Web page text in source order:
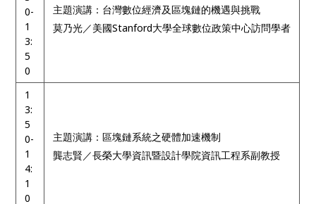
0-
1
3:
5
0
主題演講：台灣數位經濟及區塊鏈的機遇與挑戰
莫乃光／美國Stanford大學全球數位政策中心訪問學者
1
3:
5
0-
1
4:
1
0
主題演講：區塊鏈系統之硬體加速機制
龔志賢／長榮大學資訊暨設計學院資訊工程系副教授